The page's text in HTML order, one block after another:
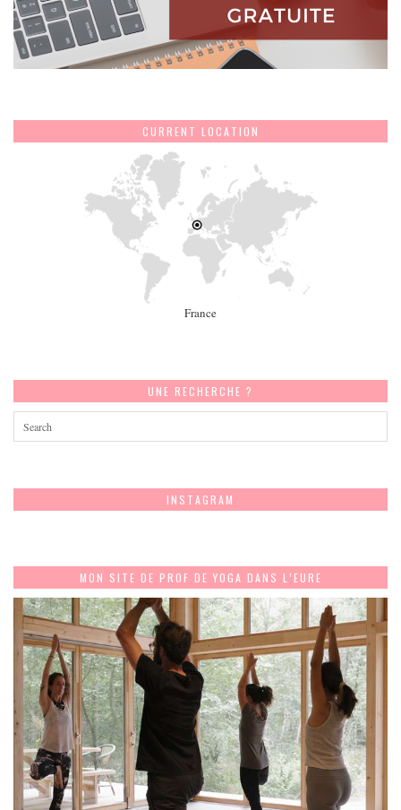
CURRENT LOCATION
France
UNE RECHERCHE ?
INSTAGRAM
MON SITE DE PROF DE YOGA DANS L’EURE